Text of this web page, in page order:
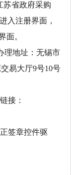
苏省政府采购
入注册界面，
面。
理地址：无锡市
易大厅9号10号
接：
签章控件驱